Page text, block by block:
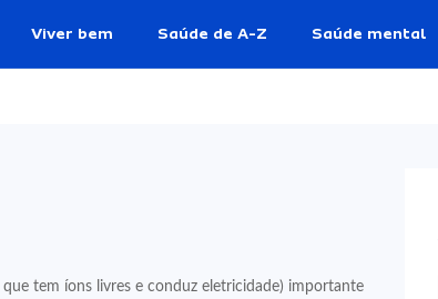
Viver bem Saúde de A-Z Saúde mental
tem íons livres e conduz eletricidade) importante